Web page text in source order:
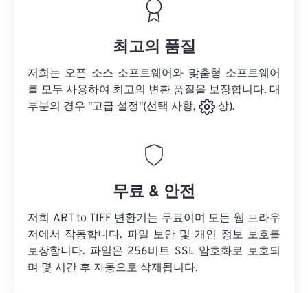
최고의 품질
저희는 오픈 소스 소프트웨어와 맞춤형 소프트웨어
를 모두 사용하여 최고의 변환 품질을 보장합니다. 대
부분의 경우 "고급 설정"(선택 사항,
상).
무료 & 안전
저희 ART to TIFF 변환기는 무료이며 모든 웹 브라우
저에서 작동합니다. 파일 보안 및 개인 정보 보호를
보장합니다. 파일은 256비트 SSL 암호화로 보호되
며 몇 시간 후 자동으로 삭제됩니다.